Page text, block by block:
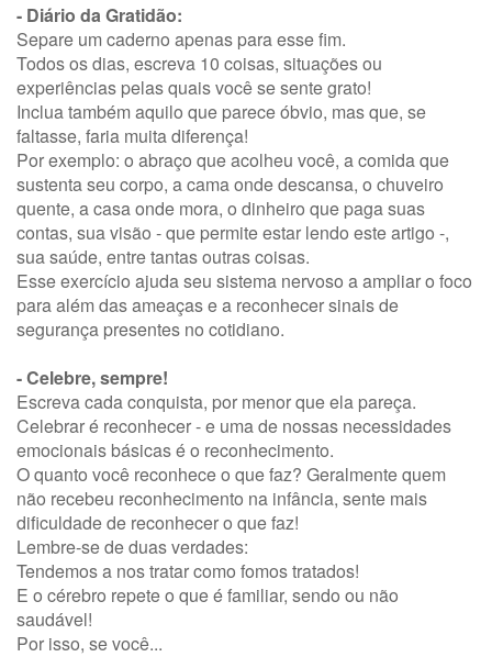
- Diário da Gratidão:
Separe um caderno apenas para esse fim.
Todos os dias, escreva 10 coisas, situações ou
experiências pelas quais você se sente grato!
Inclua também aquilo que parece óbvio, mas que, se
faltasse, faria muita diferença!
Por exemplo: o abraço que acolheu você, a comida que
sustenta seu corpo, a cama onde descansa, o chuveiro
quente, a casa onde mora, o dinheiro que paga suas
contas, sua visão - que permite estar lendo este artigo -,
sua saúde, entre tantas outras coisas.
Esse exercício ajuda seu sistema nervoso a ampliar o foco
para além das ameaças e a reconhecer sinais de
segurança presentes no cotidiano.
- Celebre, sempre!
Escreva cada conquista, por menor que ela pareça.
Celebrar é reconhecer - e uma de nossas necessidades
emocionais básicas é o reconhecimento.
O quanto você reconhece o que faz? Geralmente quem
não recebeu reconhecimento na infância, sente mais
dificuldade de reconhecer o que faz!
Lembre-se de duas verdades:
Tendemos a nos tratar como fomos tratados!
E o cérebro repete o que é familiar, sendo ou não
saudável!
Por isso, se você...